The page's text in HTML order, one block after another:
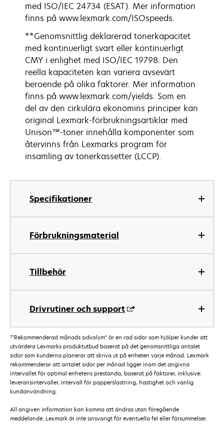
Specifikationer
Förbrukningsmaterial
Tillbehör
Drivrutiner och support
med ISO/IEC 24734 (ESAT). Mer information
finns på www.lexmark.com/ISOspeeds.
**Genomsnittlig deklarerad tonerkapacitet
med kontinuerligt svart eller kontinuerligt
CMY i enlighet med ISO/IEC 19798. Den
reella kapaciteten kan variera avsevärt
beroende på olika faktorer. Mer information
finns på www.lexmark.com/yields. Som en
del av den cirkulära ekonomins principer kan
original Lexmark-förbrukningsartiklar med
Unison™-toner innehålla komponenter som
återvinns från Lexmarks program för
insamling av tonerkassetter (LCCP).
†"Rekommenderad månads sidvolym" är en rad sidor som hjälper kunder att
utvärdera Lexmarks produktutbud baserat på det genomsnittliga antalet
sidor som kunderna planerar att skriva ut på enheten varje månad. Lexmark
rekommenderar att antalet sidor per månad ligger inom det angivna
intervallet för optimal enhetens prestanda, baserat på faktorer, inklusive:
leveransintervaller, intervall för papperslastning, hastighet och vanlig
kundanvändning.
All angiven information kan komma att ändras utan föregående
meddelande. Lexmark är inte ansvarigt för eventuella fel eller försummelser.